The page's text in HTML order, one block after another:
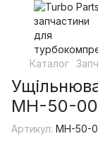
Каталог
MH-50-
Артикул: MH-50-